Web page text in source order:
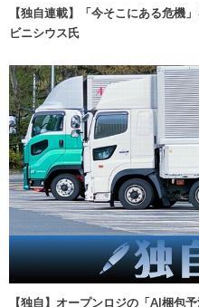
【独自連載】「今そこにある危機
ビニシウス氏
【独自】オープンロジの「AI梱包